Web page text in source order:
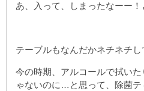
あ、入って、しまったなーー！
テーブルもなんだかネチネチし
今の時期、アルコールで拭い
ゃないのに…と思って、除菌テ